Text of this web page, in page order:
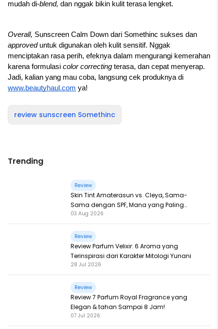
mudah di-blend, dan nggak bikin kulit terasa lengket.
Overall,
approved untuk digunakan oleh kulit sensitif. Nggak
menciptakan rasa perih, efeknya dalam mengurangi kemerahan
karena formulasi color correcting terasa, dan cepat menyerap.
www.beautyhaul.com ya!
review sunscreen Somethinc
Trending
Review
Skin Tint Amaterasun vs. Cleya, Sama-
Sama dengan SPF, Mana yang Paling
Nampol?
03 Aug 2026
Review
Review Parfum Velixir: 6 Aroma yang
Terinspirasi dari Karakter Mitologi Yunani
28 Jul 2026
Review
Review 7 Parfum Royal Fragrance yang
Elegan & tahan Sampai 8 Jam!
07 Jul 2026